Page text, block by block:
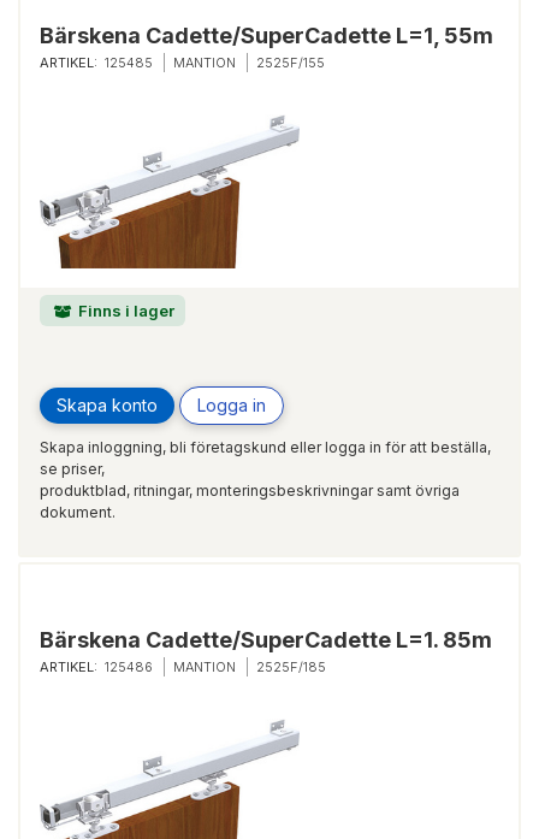
Bärskena Cadette/SuperCadette L=1, 55m
ARTIKEL: 125485 MANTION 2525F/155
Finns i lager
Skapa konto Logga in
Skapa inloggning, bli företagskund eller logga in för att beställa,
se priser,
produktblad, ritningar, monteringsbeskrivningar samt övriga
dokument.
Bärskena Cadette/SuperCadette L=1. 85m
ARTIKEL: 125486 MANTION 2525F/185